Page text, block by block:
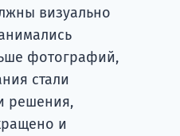
визуально
фотографий,
стали
решения,
и